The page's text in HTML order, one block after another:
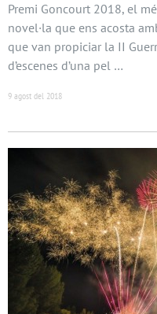
Premi Goncourt 2018, el
novel·la que ens acosta
que van propiciar la II
d’escenes d’una pel …
9 agost del 2018